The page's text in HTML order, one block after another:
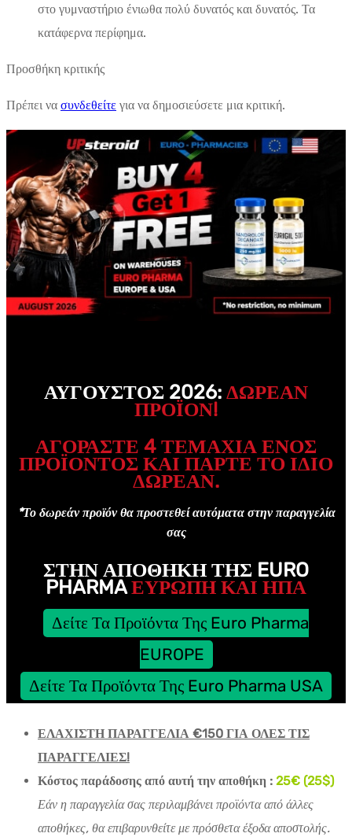
στο γυμναστήριο ένιωθα πολύ δυνατός και δυνατός. Τα
κατάφερνα περίφημα.
Προσθήκη κριτικής
Πρέπει να συνδεθείτε για να δημοσιεύσετε μια κριτική.
ΑΎΓΟΥΣΤΟΣ 2026: ΔΩΡΕΑΝ
ΠΡΟΪΌΝ!
ΑΓΟΡΆΣΤΕ 4 ΤΕΜΆΧΙΑ ΕΝΌΣ
ΠΡΟΪΌΝΤΟΣ ΚΑΙ ΠΆΡΤΕ ΤΟ ΊΔΙΟ
ΔΩΡΕΑΝ.
*Το δωρεάν προϊόν θα προστεθεί αυτόματα στην παραγγελία
σας
ΣΤΗΝ ΑΠΟΘΉΚΗ ΤΗΣ EURO
PHARMAΕΥΡΩΠΗ ΚΑΙ ΗΠΑ
Δείτε Τα Προϊόντα Της Euro Pharma
EUROPE
Δείτε Τα Προϊόντα Της Euro Pharma USA
ΕΛΑΧΙΣΤΗ ΠΑΡΑΓΓΕΛΙΑ €150 ΓΙΑ ΟΛΕΣ ΤΙΣ
ΠΑΡΑΓΓΕΛΙΕΣ!
Κόστος παράδοσης από αυτή την αποθήκη : 25€ (25$)
Εάν η παραγγελία σας περιλαμβάνει προϊόντα από άλλες
αποθήκες, θα επιβαρυνθείτε με πρόσθετα έξοδα αποστολής.